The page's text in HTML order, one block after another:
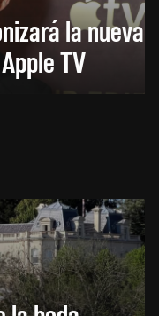
la nueva
TV